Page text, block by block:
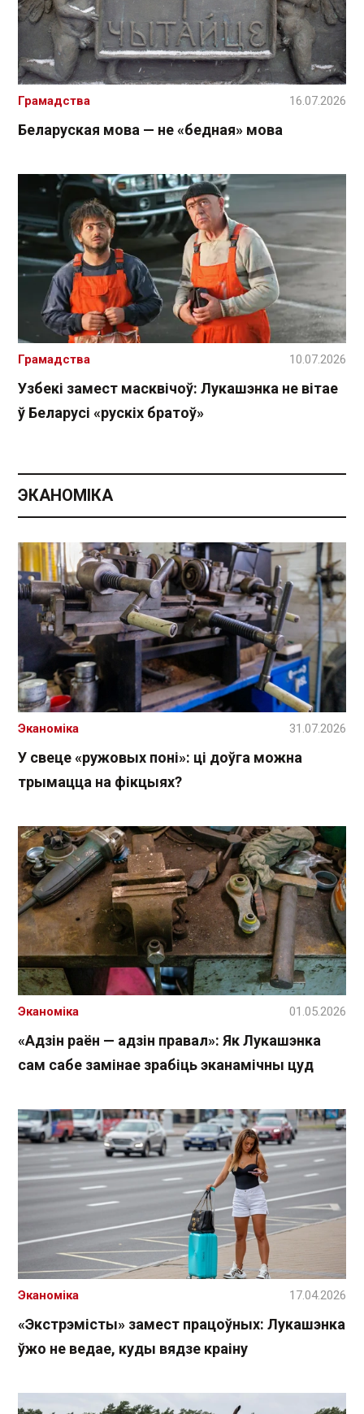
Беларуская мова — не «бедная» мова
Грамадства 16.07.2026
Узбекі замест масквічоў: Лукашэнка не вітае
ў Беларусі «рускіх братоў»
Грамадства 10.07.2026
ЭКАНОМІКА
У свеце «ружовых поні»: ці доўга можна
трымацца на фікцыях?
Эканоміка 31.07.2026
«Адзін раён — адзін правал»: Як Лукашэнка
сам сабе замінае зрабіць эканамічны цуд
Эканоміка 01.05.2026
«Экстрэмісты» замест працоўных: Лукашэнка
ўжо не ведае, куды вядзе краіну
Эканоміка 17.04.2026